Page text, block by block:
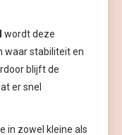
wordt deze
waar stabiliteit en
blijft de
er snel
in zowel kleine als